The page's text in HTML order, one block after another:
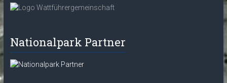
Nationalpark Partner